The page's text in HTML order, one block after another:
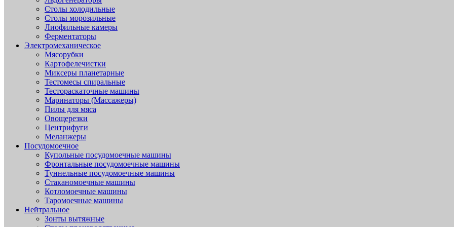
Столы холодильные
Столы морозильные
Лиофильные камеры
Ферментаторы
Электромеханическое
Мясорубки
Картофелечистки
Миксеры планетарные
Тестомесы спиральные
Тестораскаточные машины
Маринаторы (Массажеры)
Пилы для мяса
Овощерезки
Центрифуги
Меланжеры
Посудомоечное
Купольные посудомоечные машины
Фронтальные посудомоечные машины
Туннельные посудомоечные машины
Стаканомоечные машины
Котломоечные машины
Таромоечные машины
Нейтральное
Зонты вытяжные